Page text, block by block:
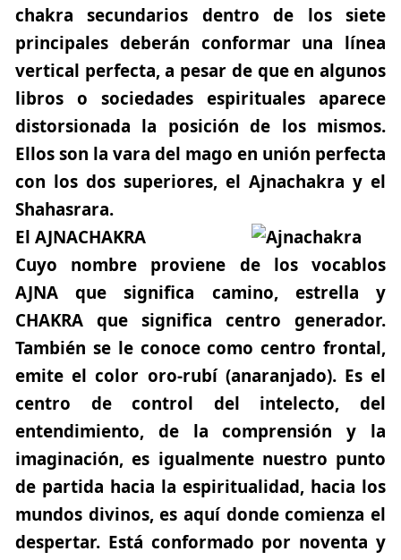
chakra secundarios dentro de los siete
principales deberán conformar una línea
vertical perfecta, a pesar de que en algunos
libros o sociedades espirituales aparece
distorsionada la posición de los mismos.
Ellos son la vara del mago en unión perfecta
con los dos superiores, el Ajnachakra y el
Shahasrara.
El AJNACHAKRA
Cuyo nombre proviene de los vocablos
AJNA que significa camino, estrella y
CHAKRA que significa centro generador.
También se le conoce como centro frontal,
emite el color oro-rubí (anaranjado). Es el
centro de control del intelecto, del
entendimiento, de la comprensión y la
imaginación, es igualmente nuestro punto
de partida hacia la espiritualidad, hacia los
mundos divinos, es aquí donde comienza el
despertar. Está conformado por noventa y